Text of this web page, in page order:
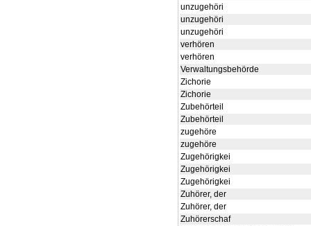
unzugehöri
unzugehöri
unzugehöri
verhören
verhören
Verwaltungsbehörde
Zichorie
Zichorie
Zubehörteil
Zubehörteil
zugehöre
zugehöre
Zugehörigkei
Zugehörigkei
Zugehörigkei
Zuhörer, der
Zuhörer, der
Zuhörerschaf